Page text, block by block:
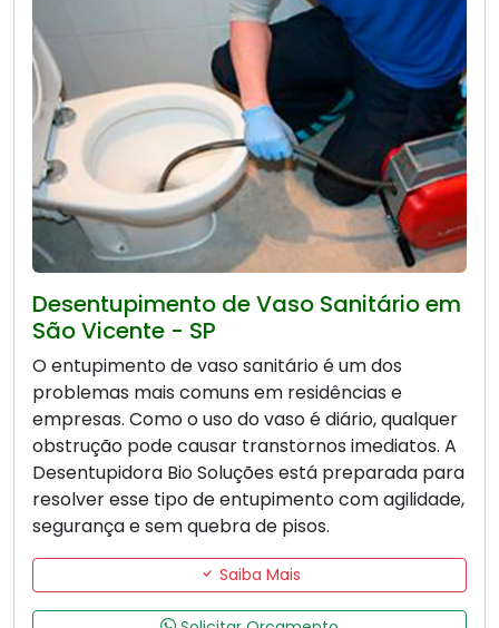
Desentupimento de Vaso Sanitário em
São Vicente - SP
O entupimento de vaso sanitário é um dos
problemas mais comuns em residências e
empresas. Como o uso do vaso é diário, qualquer
obstrução pode causar transtornos imediatos. A
Desentupidora Bio Soluções está preparada para
resolver esse tipo de entupimento com agilidade,
segurança e sem quebra de pisos.
Saiba Mais